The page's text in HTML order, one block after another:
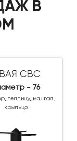
В
СВС
- 76
теплицу, мангал,
крыльцо